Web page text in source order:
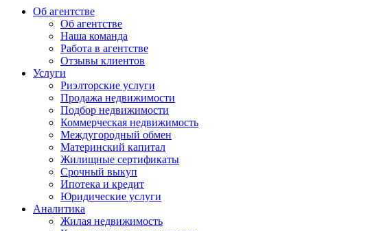
Об агентстве
Об агентстве
Наша команда
Работа в агентстве
Отзывы клиентов
Услуги
Риэлторские услуги
Продажа недвижимости
Подбор недвижимости
Коммерческая недвижимость
Междугородный обмен
Материнский капитал
Жилищные сертификаты
Срочный выкуп
Ипотека и кредит
Юридические услуги
Аналитика
Жилая недвижимость